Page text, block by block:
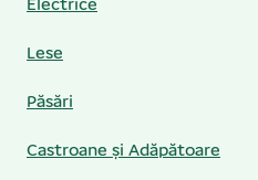
Electrice
Lese
Păsări
Castroane și Adăpătoare